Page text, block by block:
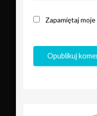
Zapamiętaj